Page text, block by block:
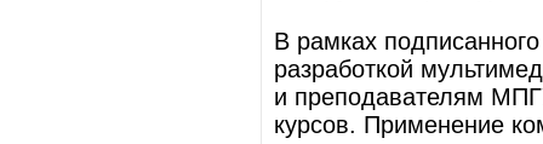
В рамках
разработкой
и преподавателям
курсов. Применение